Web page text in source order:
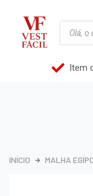
Item
INÍCIO MALHA